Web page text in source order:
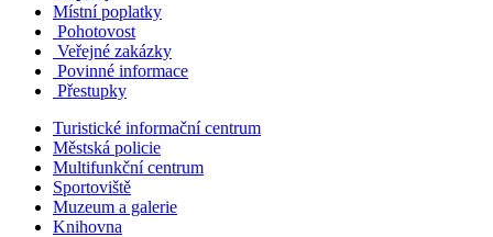
Místní poplatky
Pohotovost
Veřejné zakázky
Povinné informace
Přestupky
Turistické informační centrum
Městská policie
Multifunkční centrum
Sportoviště
Muzeum a galerie
Knihovna